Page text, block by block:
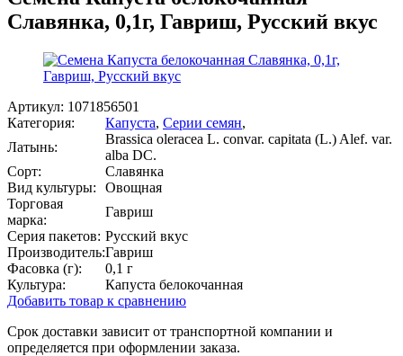
Славянка, 0,1г, Гавриш, Русский вкус
Артикул: 1071856501
Категория:
Капуста, Серии семян,
Латынь:
Brassica oleracea L. convar. capitata (L.) Alef. var.
alba DC.
Сорт:
Славянка
Вид культуры:
Овощная
Торговая
марка:
Гавриш
Серия пакетов: Русский вкус
Производитель:Гавриш
Фасовка (г):
0,1 г
Культура:
Капуста белокочанная
Добавить товар к сравнению
Срок доставки зависит от транспортной компании и
определяется при оформлении заказа.